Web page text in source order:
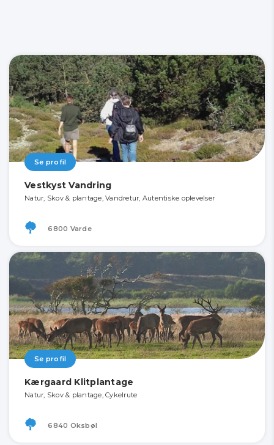
Se profil
Vestkyst Vandring
Natur, Skov & plantage, Vandretur, Autentiske oplevelser
6800 Varde
Se profil
Kærgaard Klitplantage
Natur, Skov & plantage, Cykelrute
6840 Oksbøl